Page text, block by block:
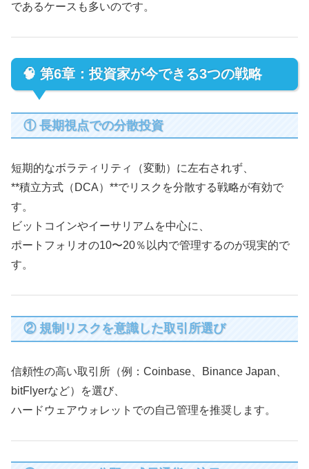
であるケースも多いのです。
🧠 第6章：投資家が今できる3つの戦略
① 長期視点での分散投資
短期的なボラティリティ（変動）に左右されず、
**積立方式（DCA）**でリスクを分散する戦略が有効で
す。
ビットコインやイーサリアムを中心に、
ポートフォリオの10〜20％以内で管理するのが現実的で
す。
② 規制リスクを意識した取引所選び
信頼性の高い取引所（例：Coinbase、Binance Japan、
bitFlyerなど）を選び、
ハードウェアウォレットでの自己管理を推奨します。